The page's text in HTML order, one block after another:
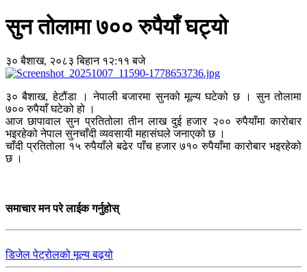
सुन तोलामा ७०० रुपैयाँ घट्यो
३० बैशाख, २०८३ बिहान १२:११ बजे
३० बैशाख, हेटौंडा । नेपाली बजारमा सुनको मूल्य घटेको छ । सुन तोलामा
७०० रुपैयाँ घटेको हो ।
आज छापावाल सुन प्रतितोला तीन लाख दुई हजार २०० रुपैयाँमा कारोबार
भइरहेको नेपाल सुनचाँदी व्यवसायी महासंघले जनाएको छ ।
चाँदी प्रतितोला १५ रुपैयाँले बढेर पाँच हजार ७१० रुपैयाँमा कारोबार भइरहेको
छ ।
समाचार मन परे लाईक गर्नुहोस्
डिजेल पेट्रोलको मूल्य बढ्यो